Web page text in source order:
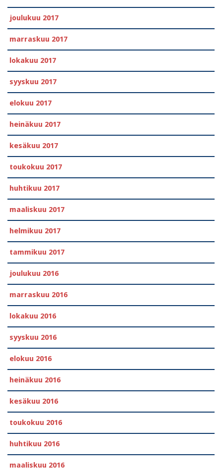
joulukuu 2017
marraskuu 2017
lokakuu 2017
syyskuu 2017
elokuu 2017
heinäkuu 2017
kesäkuu 2017
toukokuu 2017
huhtikuu 2017
maaliskuu 2017
helmikuu 2017
tammikuu 2017
joulukuu 2016
marraskuu 2016
lokakuu 2016
syyskuu 2016
elokuu 2016
heinäkuu 2016
kesäkuu 2016
toukokuu 2016
huhtikuu 2016
maaliskuu 2016